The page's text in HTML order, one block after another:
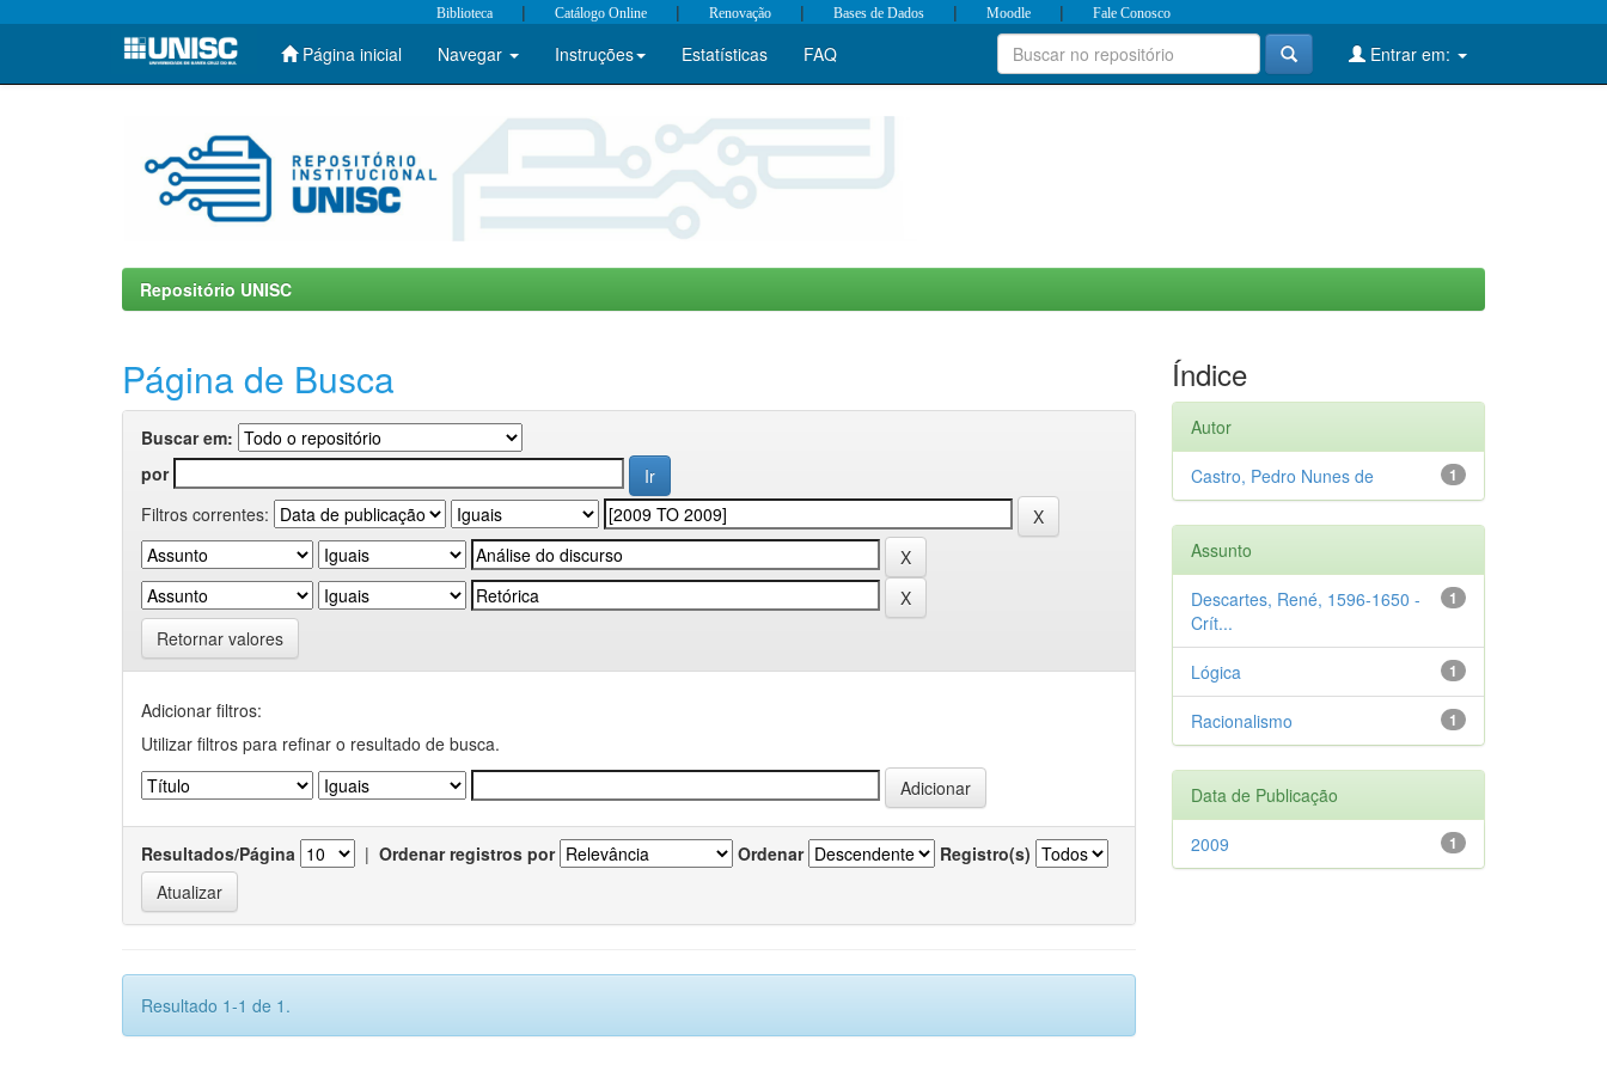
Skip
Biblioteca | Catálogo Online | Renovação | Bases de Dados | Moodle | Fale Conosco
Página inicial Navegar Instruções Estatísticas FAQ Entrar em:
Repositório UNISC
Página de Busca
Buscar em:
por
Filtros correntes:
Retornar valores
Adicionar filtros:
Utilizar filtros para refinar o resultado de busca.
Resultados/Página | Ordenar registros por Ordenar Registro(s)
Resultado 1-1 de 1.
Índice
Autor
1
Castro, Pedro Nunes de
Assunto
1
Descartes, René, 1596-1650 -
Crít...
1
Lógica
1
Racionalismo
Data de Publicação
1
2009